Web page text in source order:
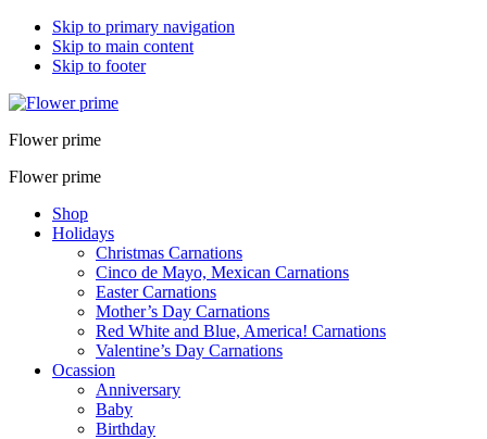
Skip to primary navigation
Skip to main content
Skip to footer
Flower prime
Flower prime
Shop
Holidays
Christmas Carnations
Cinco de Mayo, Mexican Carnations
Easter Carnations
Mother’s Day Carnations
Red White and Blue, America! Carnations
Valentine’s Day Carnations
Ocassion
Anniversary
Baby
Birthday